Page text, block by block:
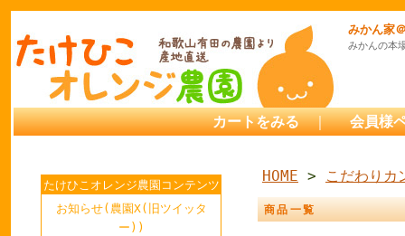
みかん家
みかんの本
カートをみる ｜ 会員様
たけひこオレンジ農園コンテンツ
お知らせ(農園X(旧ツイッタ
ー))
HOME > こだわりカ
商品一覧